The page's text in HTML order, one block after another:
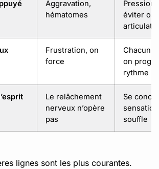
Aggravation,
hématomes
Pression
éviter os
Frustration, on
force
Chacun
on
rythme
Le relâchement
nerveux n’opère
pas
Se
souffle
lignes sont les plus courantes.